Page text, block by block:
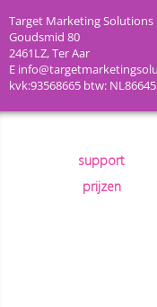
support
prijzen